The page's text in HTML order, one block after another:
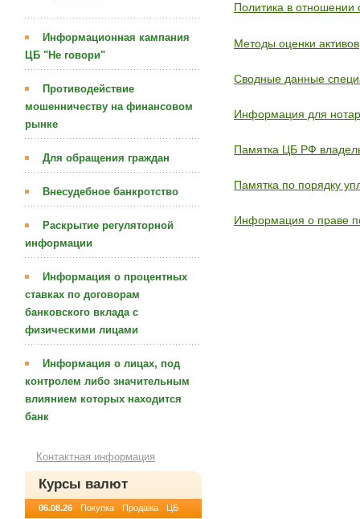
Информационная кампания
ЦБ "Не говори"
Противодействие
мошенничеству на финансовом
рынке
Для обращения граждан
Внесудебное банкротство
Раскрытие регуляторной
информации
Информация о процентных
ставках по договорам
банковского вклада с
физическими лицами
Информация о лицах, под
контролем либо значительным
влиянием которых находится
банк
Контактная информация
Курсы валют
06.08.26 Покупка Продажа
ЦБ
Политика в отношении
Методы оценки активов
Сводные данные
Информация для
Памятка ЦБ РФ
Памятка по порядку
Информация о праве